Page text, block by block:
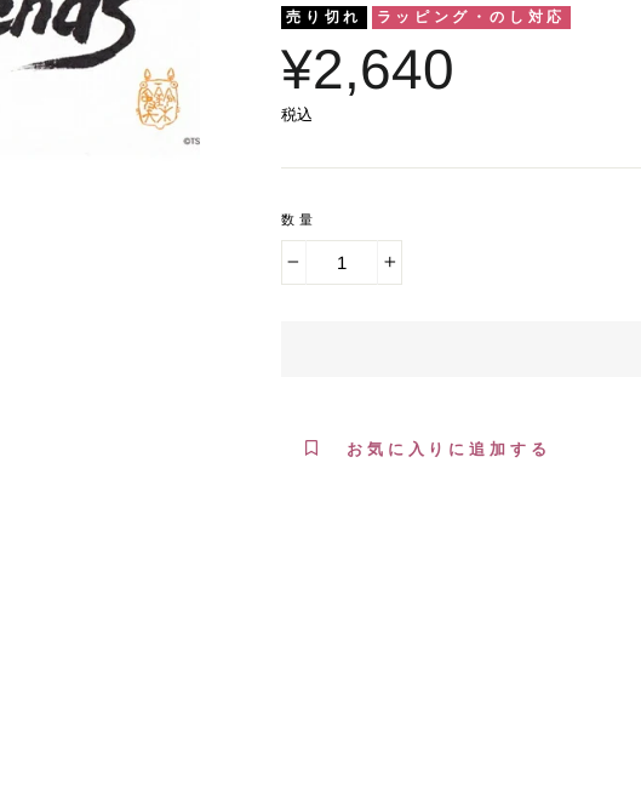
売り切れ ラッピング・のし対応
¥2,640
税込
数量
お気に入りに追加する